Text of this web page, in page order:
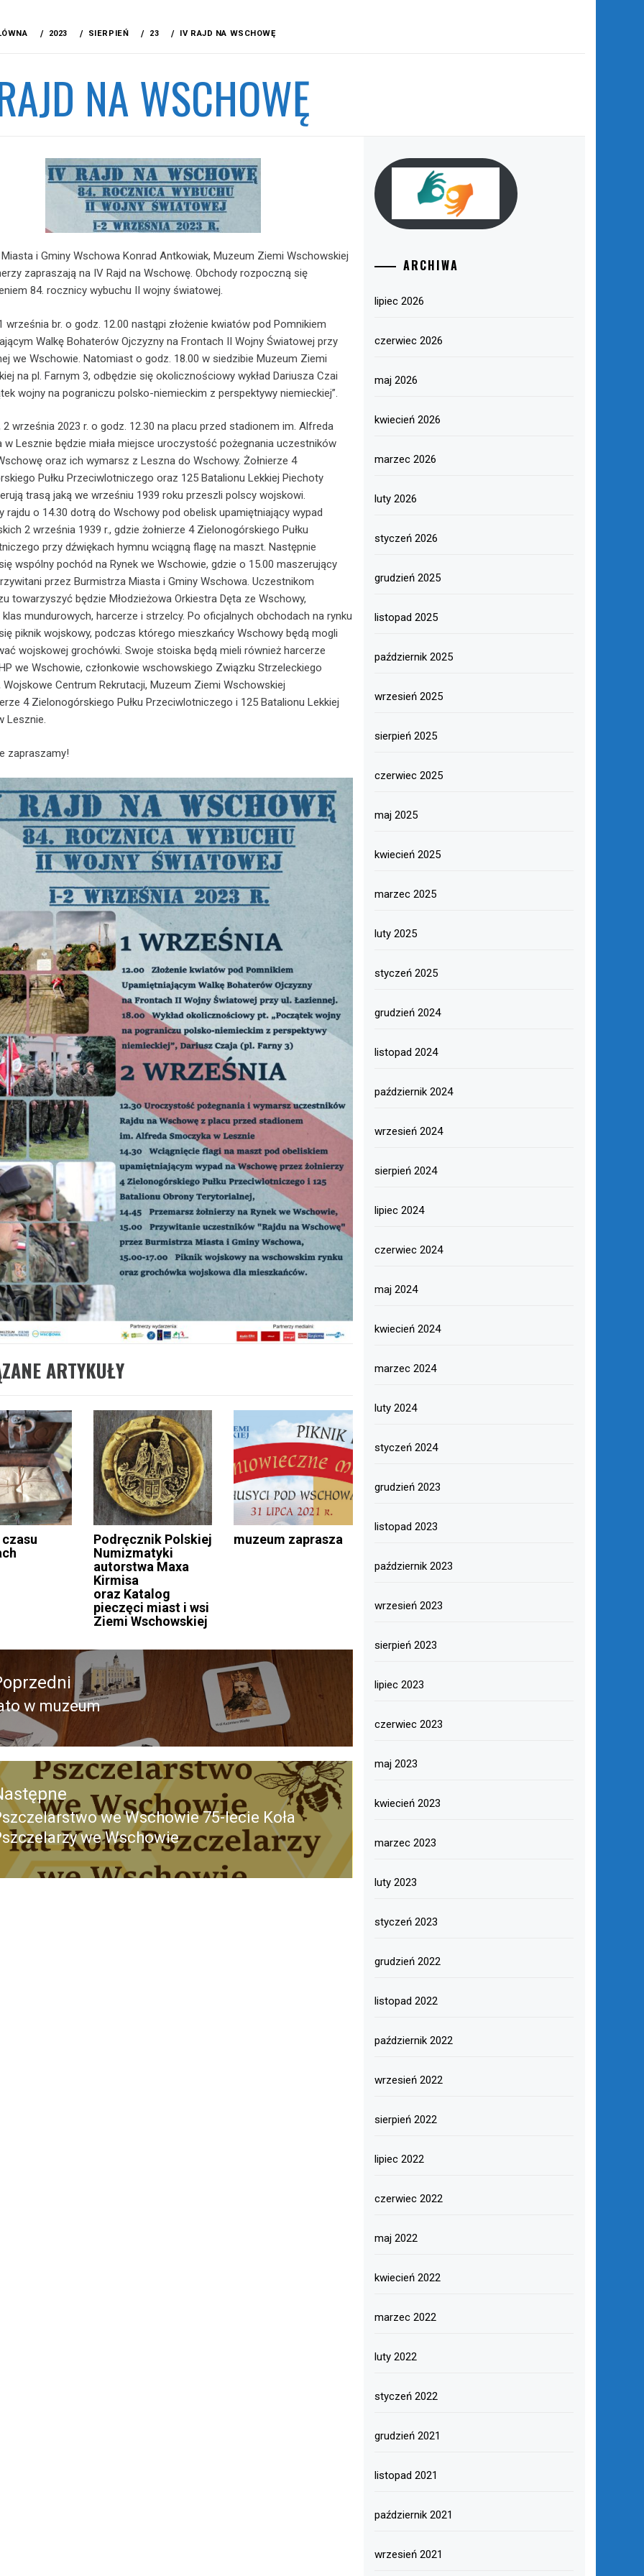
2023 SIERPIEŃ 23 IV RAJD NA WSCHOWĘ
NA WSCHOWĘ
i Gminy Wschowa Konrad Antkowiak, Muzeum Ziemi Wschowskiej
zapraszają na IV Rajd na Wschowę. Obchody rozpoczną się
84. rocznicy wybuchu II wojny światowej.
września br. o godz. 12.00 nastąpi złożenie kwiatów pod Pomnikiem
Walkę Bohaterów Ojczyzny na Frontach II Wojny Światowej przy
we Wschowie. Natomiast o godz. 18.00 w siedzibie Muzeum Ziemi
na pl. Farnym 3, odbędzie się okolicznościowy wykład Dariusza Czai
wojny na pograniczu polsko-niemieckim z perspektywy niemieckiej”.
2 września 2023 r. o godz. 12.30 na placu przed stadionem im. Alfreda
w Lesznie będzie miała miejsce uroczystość pożegnania uczestników
oraz ich wymarsz z Leszna do Wschowy. Żołnierze 4
Pułku Przeciwlotniczego oraz 125 Batalionu Lekkiej Piechoty
trasą jaką we wrześniu 1939 roku przeszli polscy wojskowi.
rajdu o 14.30 dotrą do Wschowy pod obelisk upamiętniający wypad
2 września 1939 r., gdzie żołnierze 4 Zielonogórskiego Pułku
przy dźwiękach hymnu wciągną flagę na maszt. Następnie
wspólny pochód na Rynek we Wschowie, gdzie o 15.00 maszerujący
przez Burmistrza Miasta i Gminy Wschowa. Uczestnikom
towarzyszyć będzie Młodzieżowa Orkiestra Dęta ze Wschowy,
mundurowych, harcerze i strzelcy. Po oficjalnych obchodach na rynku
piknik wojskowy, podczas którego mieszkańcy Wschowy będą mogli
wojskowej grochówki. Swoje stoiska będą mieli również harcerze
we Wschowie, członkowie wschowskiego Związku Strzeleckiego
Wojskowe Centrum Rekrutacji, Muzeum Ziemi Wschowskiej
4 Zielonogórskiego Pułku Przeciwlotniczego i 125 Batalionu Lekkiej
Lesznie.
zapraszamy!
ARTYKUŁY
czasu
Podręcznik Polskiej
Numizmatyki
autorstwa Maxa
Kirmisa
oraz Katalog
pieczęci miast i wsi
Ziemi Wschowskiej
muzeum zaprasza
w muzeum
we Wschowie 75-lecie Koła
we Wschowie
ARCHIWA
lipiec 2026
czerwiec 2026
maj 2026
kwiecień 2026
marzec 2026
luty 2026
styczeń 2026
grudzień 2025
listopad 2025
październik 2025
wrzesień 2025
sierpień 2025
czerwiec 2025
maj 2025
kwiecień 2025
marzec 2025
luty 2025
styczeń 2025
grudzień 2024
listopad 2024
październik 2024
wrzesień 2024
sierpień 2024
lipiec 2024
czerwiec 2024
maj 2024
kwiecień 2024
marzec 2024
luty 2024
styczeń 2024
grudzień 2023
listopad 2023
październik 2023
wrzesień 2023
sierpień 2023
lipiec 2023
czerwiec 2023
maj 2023
kwiecień 2023
marzec 2023
luty 2023
styczeń 2023
grudzień 2022
listopad 2022
październik 2022
wrzesień 2022
sierpień 2022
lipiec 2022
czerwiec 2022
maj 2022
kwiecień 2022
marzec 2022
luty 2022
styczeń 2022
grudzień 2021
listopad 2021
październik 2021
wrzesień 2021